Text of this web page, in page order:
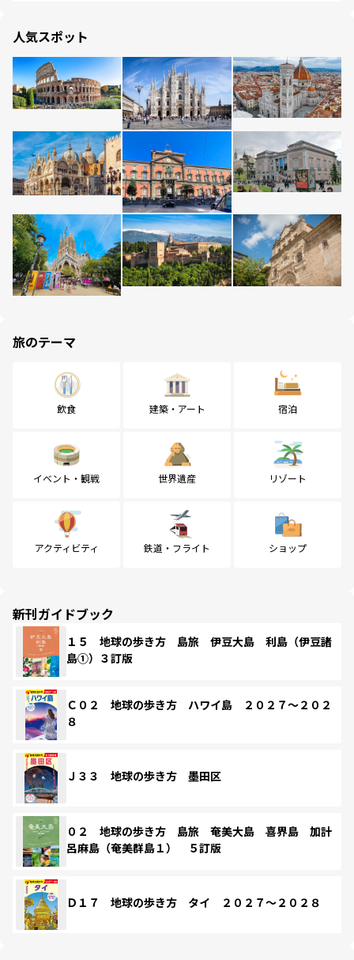
人気スポット
旅のテーマ
飲食 建築・アート 宿泊
イベント・観戦 世界遺産 リゾート
アクティビティ 鉄道・フライト ショップ
新刊ガイドブック
１５ 地球の歩き方 島旅 伊豆大島 利島（伊豆諸
島①）３訂版
Ｃ０２ 地球の歩き方 ハワイ島 ２０２７～２０２
８
Ｊ３３ 地球の歩き方 墨田区
０２ 地球の歩き方 島旅 奄美大島 喜界島 加計
呂麻島（奄美群島１） ５訂版
Ｄ１７ 地球の歩き方 タイ ２０２７～２０２８